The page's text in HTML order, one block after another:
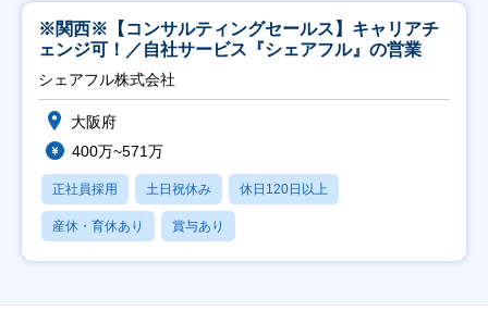
※関西※【コンサルティングセールス】キャリアチ
ェンジ可！／自社サービス『シェアフル』の営業
シェアフル株式会社
大阪府
400万~571万
正社員採用 土日祝休み 休日120日以上
産休・育休あり 賞与あり